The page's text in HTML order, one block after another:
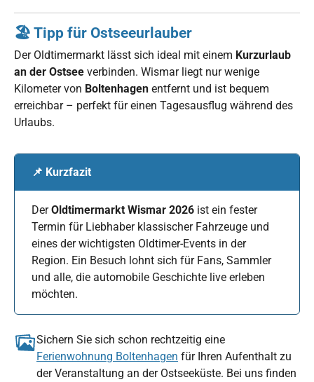
🏖️ Tipp für Ostseeurlauber
Der Oldtimermarkt lässt sich ideal mit einem Kurzurlaub
an der Ostsee verbinden. Wismar liegt nur wenige
Kilometer von Boltenhagen entfernt und ist bequem
erreichbar – perfekt für einen Tagesausflug während des
Urlaubs.
📌 Kurzfazit
DerOldtimermarkt Wismar 2026 ist ein fester
Termin für Liebhaber klassischer Fahrzeuge und
eines der wichtigsten Oldtimer-Events in der
Region. Ein Besuch lohnt sich für Fans, Sammler
und alle, die automobile Geschichte live erleben
möchten.
Sichern Sie sich schon rechtzeitig eine
Ferienwohnung Boltenhagen für Ihren Aufenthalt zu
der Veranstaltung an der Ostseeküste. Bei uns finden